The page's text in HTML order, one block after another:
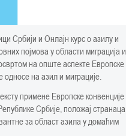
Србији и Онлајн курс о азилу и
појмова у области миграција и
на опште аспекте Европске
односе на азил и миграције.
примене Европске конвенције
Србије, положај странаца
за област азила у домаћим